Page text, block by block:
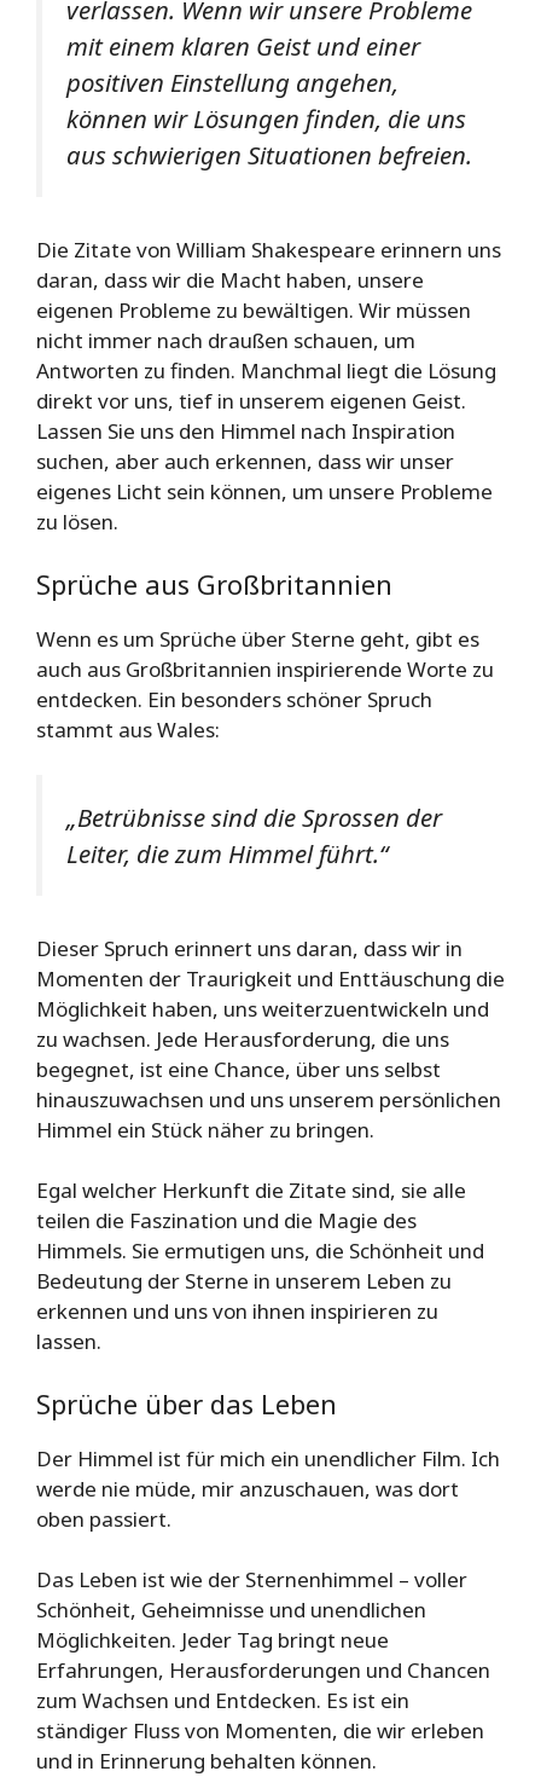
verlassen. Wenn wir unsere Probleme
mit einem klaren Geist und einer
positiven Einstellung angehen,
können wir Lösungen finden, die uns
aus schwierigen Situationen befreien.
Die Zitate von William Shakespeare erinnern uns
daran, dass wir die Macht haben, unsere
eigenen Probleme zu bewältigen. Wir müssen
nicht immer nach draußen schauen, um
Antworten zu finden. Manchmal liegt die Lösung
direkt vor uns, tief in unserem eigenen Geist.
Lassen Sie uns den Himmel nach Inspiration
suchen, aber auch erkennen, dass wir unser
eigenes Licht sein können, um unsere Probleme
zu lösen.
Sprüche aus Großbritannien
Wenn es um Sprüche über Sterne geht, gibt es
auch aus Großbritannien inspirierende Worte zu
entdecken. Ein besonders schöner Spruch
stammt aus Wales:
„Betrübnisse sind die Sprossen der
Leiter, die zum Himmel führt.“
Dieser Spruch erinnert uns daran, dass wir in
Momenten der Traurigkeit und Enttäuschung die
Möglichkeit haben, uns weiterzuentwickeln und
zu wachsen. Jede Herausforderung, die uns
begegnet, ist eine Chance, über uns selbst
hinauszuwachsen und uns unserem persönlichen
Himmel ein Stück näher zu bringen.
Egal welcher Herkunft die Zitate sind, sie alle
teilen die Faszination und die Magie des
Himmels. Sie ermutigen uns, die Schönheit und
Bedeutung der Sterne in unserem Leben zu
erkennen und uns von ihnen inspirieren zu
lassen.
Sprüche über das Leben
Der Himmel ist für mich ein unendlicher Film. Ich
werde nie müde, mir anzuschauen, was dort
oben passiert.
Das Leben ist wie der Sternenhimmel – voller
Schönheit, Geheimnisse und unendlichen
Möglichkeiten. Jeder Tag bringt neue
Erfahrungen, Herausforderungen und Chancen
zum Wachsen und Entdecken. Es ist ein
ständiger Fluss von Momenten, die wir erleben
und in Erinnerung behalten können.